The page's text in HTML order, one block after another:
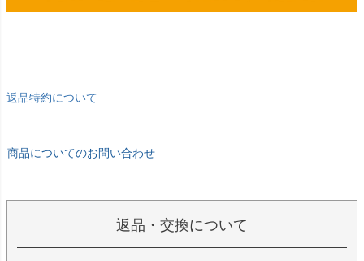
返品特約について
商品についてのお問い合わせ
返品・交換について